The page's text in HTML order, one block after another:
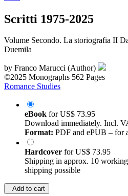
Scritti 1975-2025
Volume Secondo. La storiografia II
Duemila
by Franco Marucci (Author)
©2025 Monographs 562 Pages
Romance Studies
eBook forUS$ 73.95
Download immediately. Incl.
Format: PDF and ePUB – for
Hardcover forUS$ 73.95
Shipping in approx. 10
shipping possible
Add to cart